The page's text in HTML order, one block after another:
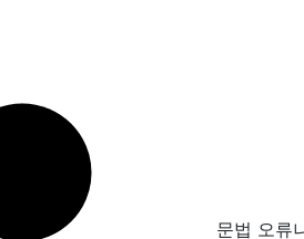
문법 오류